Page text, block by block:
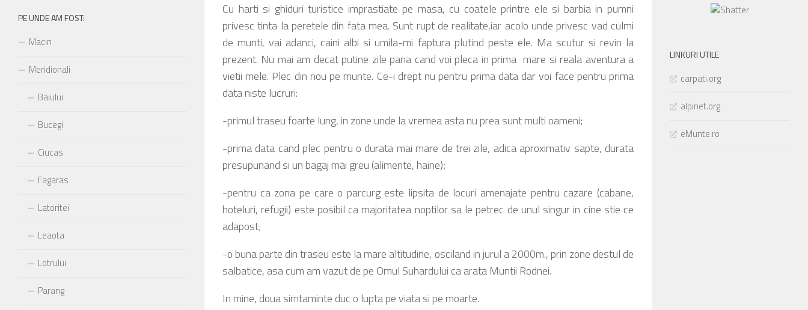
Cu harti si ghiduri turistice imprastiate pe masa, cu coatele printre ele si barbia in pumni
privesc tinta la peretele din fata mea. Sunt rupt de realitate,iar acolo unde privesc vad culmi
de munti, vai adanci, caini albi si umila-mi faptura plutind peste ele. Ma scutur si revin la
prezent. Nu mai am decat putine zile pana cand voi pleca in prima mare si reala aventura a
vietii mele. Plec din nou pe munte. Ce-i drept nu pentru prima data dar voi face pentru prima
data niste lucruri:
-primul traseu foarte lung, in zone unde la vremea asta nu prea sunt multi oameni;
-prima data cand plec pentru o durata mai mare de trei zile, adica aproximativ sapte, durata
presupunand si un bagaj mai greu (alimente, haine);
-pentru ca zona pe care o parcurg este lipsita de locuri amenajate pentru cazare (cabane,
hoteluri, refugii) este posibil ca majoritatea noptilor sa le petrec de unul singur in cine stie ce
adapost;
-o buna parte din traseu este la mare altitudine, osciland in jurul a 2000m., prin zone destul de
salbatice, asa cum am vazut de pe Omul Suhardului ca arata Muntii Rodnei.
In mine, doua simtaminte duc o lupta pe viata si pe moarte.
PE UNDE AM FOST:
Macin
Meridionali
Baiului
Bucegi
Ciucas
Fagaras
Latoritei
Leaota
Lotrului
Parang
LINKURI UTILE
carpati.org
alpinet.org
eMunte.ro